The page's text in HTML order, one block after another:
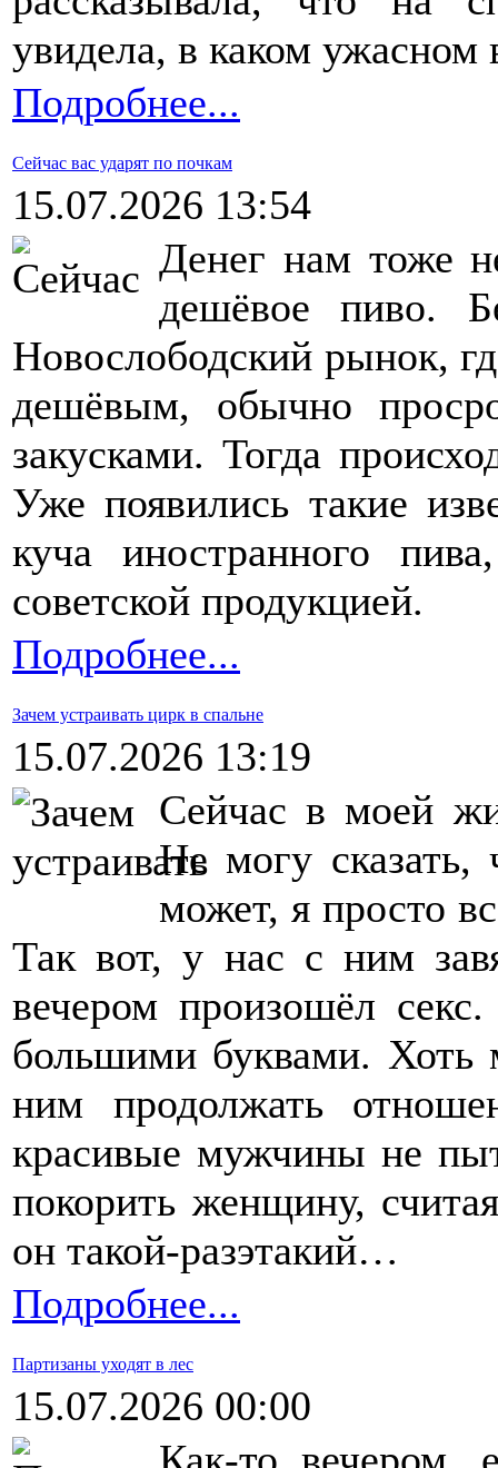
увидела, в каком
Подробнее...
Сейчас вас ударят по почкам
15.07.2026 13:54
Денег нам тоже
дешёвое пиво.
Новослободский рынок,
дешёвым, обычно
закусками. Тогда
Уже появились такие
куча иностранного
советской продукцией.
Подробнее...
Зачем устраивать цирк в спальне
15.07.2026 13:19
Сейчас в моей
Не могу
может, я просто
Так вот, у нас с ним
вечером произошёл
большими буквами. Хоть
ним продолжать
красивые мужчины не
покорить женщину,
он такой-разэтакий…
Подробнее...
Партизаны уходят в лес
15.07.2026 00:00
Как-то вечером,